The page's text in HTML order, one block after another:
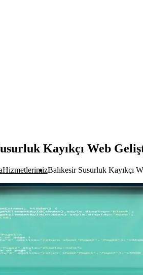
Kayıkçı Web
HizmetlerimizBalıkesir Susurluk Kayıkçı